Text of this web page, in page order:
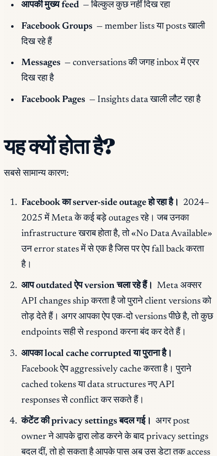
आपकी मुख्य feed — बिल्कुल कुछ नहीं दिख रहा
Facebook Groups — member lists या posts खाली
दिख रहे हैं
Messages — conversations की जगह inbox में एरर
दिख रहा है
Facebook Pages — Insights data खाली लौट रहा है
यह क्यों होता है?
सबसे सामान्य कारण:
Facebook का server-side outage हो रहा है।
2024–
2025 में Meta के कई बड़े outages रहे। जब उनका
infrastructure खराब होता है, तो «No Data Available»
उन error states में से एक है जिस पर ऐप fall back करता
है।
आप outdated ऐप version चला रहे हैं।
Meta अक्सर
API changes ship करता है जो पुराने client versions को
तोड़ देते हैं। अगर आपका ऐप एक-दो versions पीछे है, तो कुछ
endpoints सही से respond करना बंद कर देते हैं।
आपका local cache corrupted या पुराना है।
Facebook ऐप aggressively cache करता है। पुराने
cached tokens या data structures नए API
responses से conflict कर सकते हैं।
कंटेंट की privacy settings बदल गई।
अगर post
owner ने आपके द्वारा लोड करने के बाद privacy settings
बदल दीं, तो हो सकता है आपके पास अब उस डेटा तक access